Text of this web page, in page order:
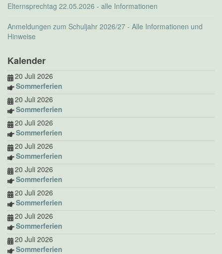
Elternsprechtag 22.05.2026 - alle Informationen
Anmeldungen zum Schuljahr 2026/27 - Alle Informationen und
Hinweise
Kalender
20 Juli 2026
Sommerferien
20 Juli 2026
Sommerferien
20 Juli 2026
Sommerferien
20 Juli 2026
Sommerferien
20 Juli 2026
Sommerferien
20 Juli 2026
Sommerferien
20 Juli 2026
Sommerferien
20 Juli 2026
Sommerferien